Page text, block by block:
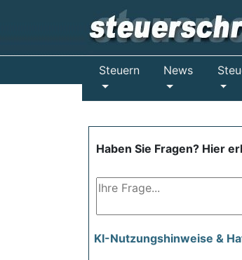
Steuern News
Haben Sie Fragen? Hier
KI-Nutzungshinweise &